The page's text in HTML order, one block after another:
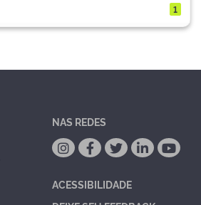
1
NAS REDES
ACESSIBILIDADE